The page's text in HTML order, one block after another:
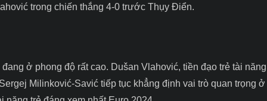
trong chiến thắng 4-0 trước Thụy Điển.
ở phong độ rất cao. Dušan Vlahović, tiền đạo trẻ tài
Milinković-Savić tiếp tục khẳng định vai trò quan trọng